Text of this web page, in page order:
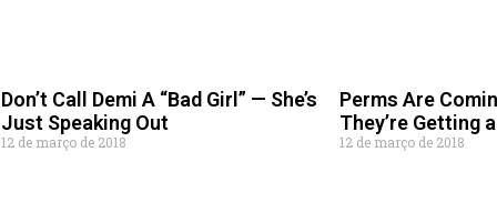
Don’t Call Demi A “Bad Girl” — She’s
Just Speaking Out
12 de março de 2018
Perms Are
They’re Getting
12 de março de 2018